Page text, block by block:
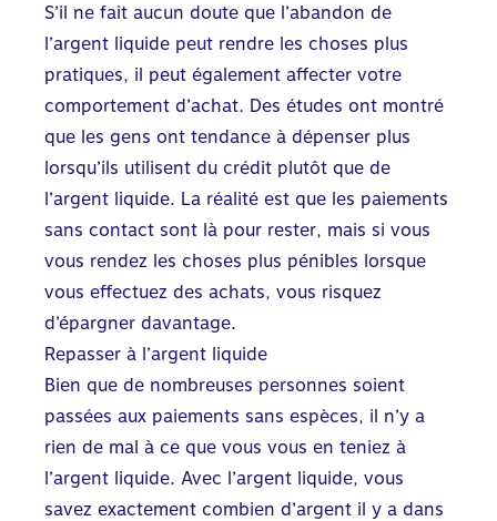
S’il ne fait aucun doute que l’abandon de
l’argent liquide peut rendre les choses plus
pratiques, il peut également affecter votre
comportement d’achat. Des études ont montré
que les gens ont tendance à dépenser plus
lorsqu’ils utilisent du crédit plutôt que de
l’argent liquide. La réalité est que les paiements
sans contact sont là pour rester, mais si vous
vous rendez les choses plus pénibles lorsque
vous effectuez des achats, vous risquez
d’épargner davantage.
Repasser à l’argent liquide
Bien que de nombreuses personnes soient
passées aux paiements sans espèces, il n’y a
rien de mal à ce que vous vous en teniez à
l’argent liquide. Avec l’argent liquide, vous
savez exactement combien d’argent il y a dans